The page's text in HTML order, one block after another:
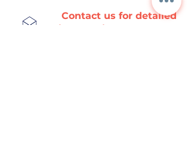
Contact us for detailed
information and current